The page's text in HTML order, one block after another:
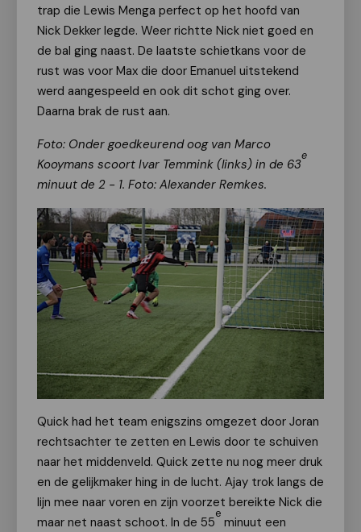
trap die Lewis Menga perfect op het hoofd van
Nick Dekker legde. Weer richtte Nick niet goed en
de bal ging naast. De laatste schietkans voor de
rust was voor Max die door Emanuel uitstekend
werd aangespeeld en ook dit schot ging over.
Daarna brak de rust aan.
Foto: Onder goedkeurend oog van Marco
Kooymans scoort Ivar Temmink (links) in de 63
e
minuut de 2 - 1. Foto: Alexander Remkes.
Quick had het team enigszins omgezet door Joran
rechtsachter te zetten en Lewis door te schuiven
naar het middenveld. Quick zette nu nog meer druk
en de gelijkmaker hing in de lucht. Ajay trok langs de
lijn mee naar voren en zijn voorzet bereikte Nick die
maar net naast schoot. In de 55
e
minuut een